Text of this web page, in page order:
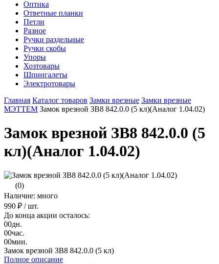
Оптика
Ответные планки
Петли
Разное
Ручки раздельные
Ручки скобы
Упоры
Хозтовары
Шпингалеты
Электротовары
Главная Каталог товаров Замки врезные Замки врезные
МЭТТЕМ Замок врезной ЗВ8 842.0.0 (5 кл)(Аналог 1.04.02)
Замок врезной ЗВ8 842.0.0 (5
кл)(Аналог 1.04.02)
(0)
Наличие: много
990 ₽ / шт.
До конца акции осталось:
00дн.
00час.
00мин.
Замок врезной ЗВ8 842.0.0 (5 кл)
Полное описание